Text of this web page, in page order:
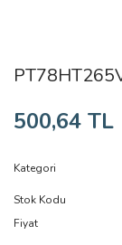
500,64 TL
Kategori
Stok Kodu
Fiyat